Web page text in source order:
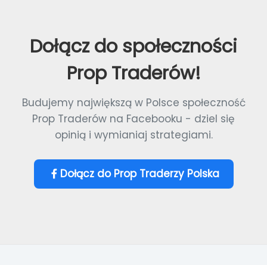
Dołącz do społeczności
Prop Traderów!
Budujemy największą w Polsce społeczność
Prop Traderów na Facebooku - dziel się
opinią i wymianiaj strategiami.
Dołącz do Prop Traderzy Polska